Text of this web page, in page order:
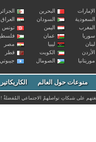
البحرين
الجزائر
السودان
العراق
اليمن
تونس
عمان
فلسطين
ليبيا
مصر
الكويت
قطر
الصومال جيبوتي
منوعات حول العالم الكاريكاتير
على شبكاتِ تواصلهمْ الاجتماعي المُفضلةْ !